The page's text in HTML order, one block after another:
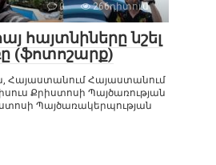
0 266դիտում
հայտնիները նշել
(ֆոտոշարք)
ին, Հայաստանում Հայաստանում
Քրիստոսի Պայծառության
Պայծառակերպության